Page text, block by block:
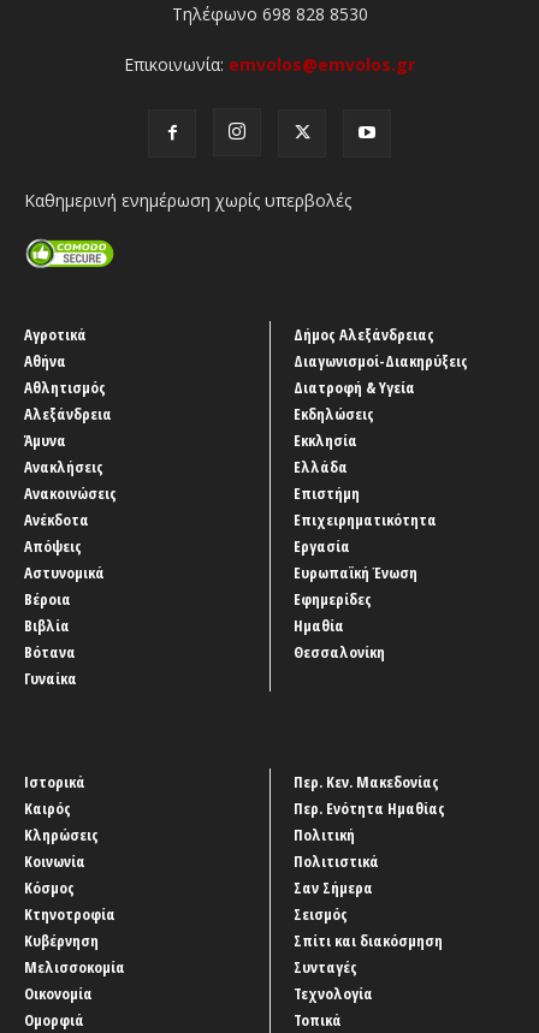
Τηλέφωνο 698 828 8530
Επικοινωνία: emvolos@emvolos.gr
Καθημερινή ενημέρωση χωρίς υπερβολές
Αγροτικά
Αθήνα
Αθλητισμός
Αλεξάνδρεια
Άμυνα
Ανακλήσεις
Ανακοινώσεις
Ανέκδοτα
Απόψεις
Αστυνομικά
Βέροια
Βιβλία
Βότανα
Γυναίκα
Δήμος Αλεξάνδρειας
Διαγωνισμοί-Διακηρύξεις
Διατροφή & Υγεία
Εκδηλώσεις
Εκκλησία
Ελλάδα
Επιστήμη
Επιχειρηματικότητα
Εργασία
Ευρωπαϊκή Ένωση
Εφημερίδες
Ημαθία
Θεσσαλονίκη
Ιστορικά
Καιρός
Κληρώσεις
Κοινωνία
Κόσμος
Κτηνοτροφία
Κυβέρνηση
Μελισσοκομία
Οικονομία
Ομορφιά
Περ. Κεν. Μακεδονίας
Περ. Ενότητα Ημαθίας
Πολιτική
Πολιτιστικά
Σαν Σήμερα
Σεισμός
Σπίτι και διακόσμηση
Συνταγές
Τεχνολογία
Τοπικά